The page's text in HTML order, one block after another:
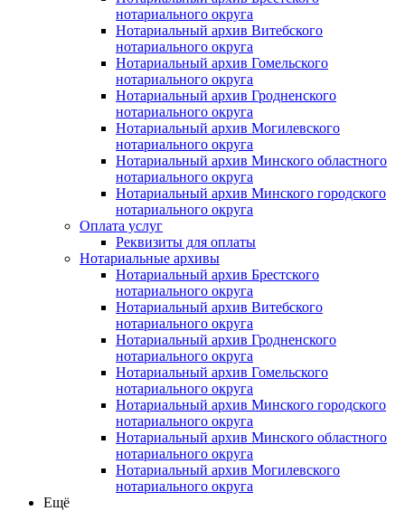
нотариального округа
Нотариальный архив Витебского
нотариального округа
Нотариальный архив Гомельского
нотариального округа
Нотариальный архив Гродненского
нотариального округа
Нотариальный архив Могилевского
нотариального округа
Нотариальный архив Минского областного
нотариального округа
Нотариальный архив Минского городского
нотариального округа
Оплата услуг
Реквизиты для оплаты
Нотариальные архивы
Нотариальный архив Брестского
нотариального округа
Нотариальный архив Витебского
нотариального округа
Нотариальный архив Гродненского
нотариального округа
Нотариальный архив Гомельского
нотариального округа
Нотариальный архив Минского городского
нотариального округа
Нотариальный архив Минского областного
нотариального округа
Нотариальный архив Могилевского
нотариального округа
Ещё